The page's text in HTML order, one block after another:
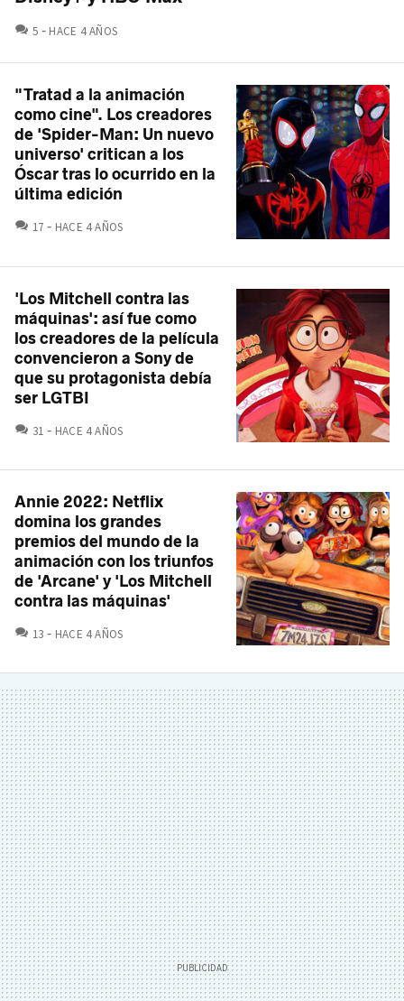
5 COMENTARIOS
HACE 4 AÑOS
"Tratad a la animación
como cine". Los creadores
de 'Spider-Man: Un nuevo
universo' critican a los
Óscar tras lo ocurrido en la
última edición
17 COMENTARIOS
HACE 4 AÑOS
'Los Mitchell contra las
máquinas': así fue como
los creadores de la película
convencieron a Sony de
que su protagonista debía
ser LGTBI
31 COMENTARIOS
HACE 4 AÑOS
Annie 2022: Netflix
domina los grandes
premios del mundo de la
animación con los triunfos
de 'Arcane' y 'Los Mitchell
contra las máquinas'
13 COMENTARIOS
HACE 4 AÑOS